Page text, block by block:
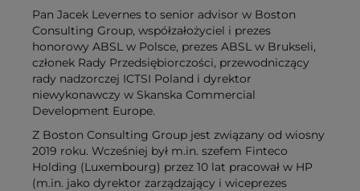
Pan Jacek Levernes to senior advisor w Boston
Consulting Group, współzałożyciel i prezes
honorowy ABSL w Polsce, prezes ABSL w Brukseli,
członek Rady Przedsiębiorczości, przewodniczący
rady nadzorczej ICTSI Poland i dyrektor
niewykonawczy w Skanska Commercial
Development Europe.
Z Boston Consulting Group jest związany od wiosny
2019 roku. Wcześniej był m.in. szefem Finteco
Holding (Luxembourg) przez 10 lat pracował w HP
(m.in. jako dyrektor zarządzający i wiceprezes